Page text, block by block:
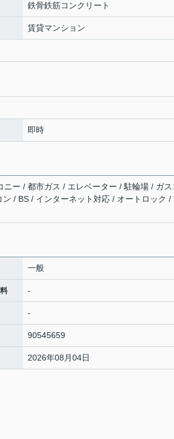
鉄骨鉄筋コンクリート
賃貸マンション
即時
ー / 都市ガス / エレベーター / 駐輪場 / ガス
/ BS / インターネット対応 / オートロック /
一般
-
-
90545659
2026年08月04日